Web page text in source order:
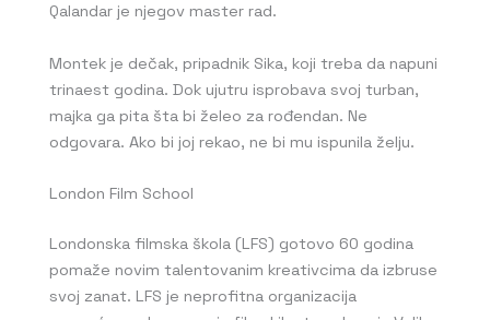
Qalandar je njegov master rad.
Montek je dečak, pripadnik Sika, koji treba da napuni
trinaest godina. Dok ujutru isprobava svoj turban,
majka ga pita šta bi želeo za rođendan. Ne
odgovara. Ako bi joj rekao, ne bi mu ispunila želju.
London Film School
Londonska filmska škola (LFS) gotovo 60 godina
pomaže novim talentovanim kreativcima da izbruse
svoj zanat. LFS je neprofitna organizacija